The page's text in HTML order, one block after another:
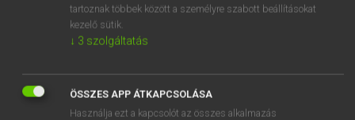
SZOTAR.NET APPLIKÁCIÓ
ONLINE NYELVVIZSGA
tartoznak többek között a személyre szabott beállításokat
kezelő sütik.
↓ 3 szolgáltatás
ÖSSZES APP ÁTKAPCSOLÁSA
Használja ezt a kapcsolót az összes alkalmazás